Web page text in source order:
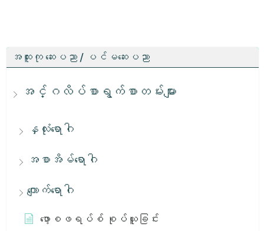
အထူးကု ဆေးပညာ / ပင်မဆေးပညာ
အင်္ဂလိပ်စာရွက်စာတမ်းများ
နှလုံးရောဂါ
အစာအိမ်ရောဂါ
ကျောက်ရောဂါ
ဖော့စဖရပ်စ် စုပ်ယူခြင်း